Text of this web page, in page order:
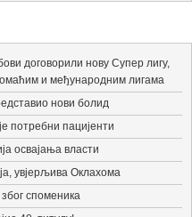
договорили нову Супер лигу,
и међународним лигама
нови болид
потребни пацијенти
освајања власти
увјерљива Оклахома
споменика